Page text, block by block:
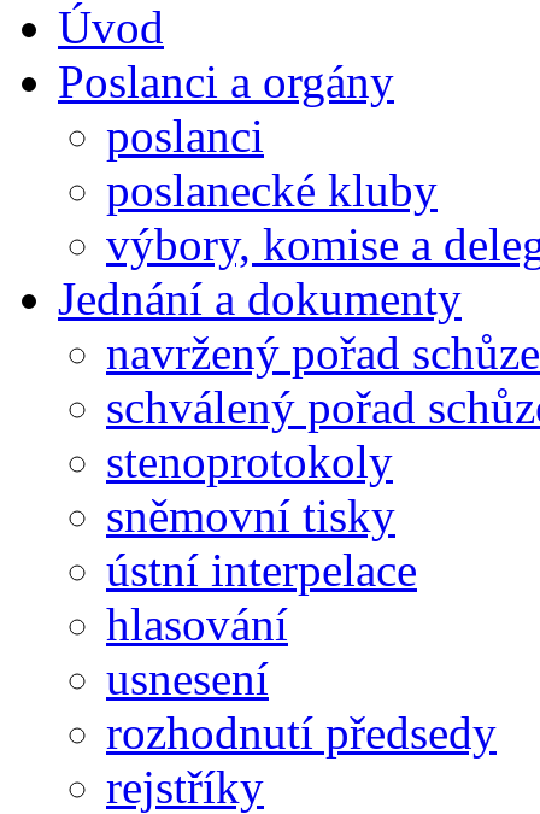
Úvod
Poslanci a orgány
poslanci
poslanecké kluby
výbory, komise a
Jednání a dokumenty
navržený pořad schůze
schválený pořad
stenoprotokoly
sněmovní tisky
ústní interpelace
hlasování
usnesení
rozhodnutí předsedy
rejstříky